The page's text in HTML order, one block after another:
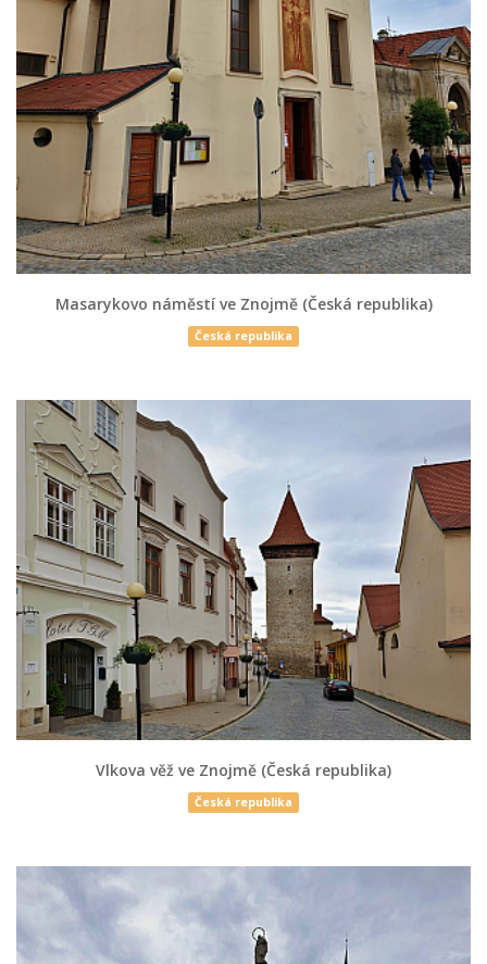
Masarykovo náměstí ve Znojmě (Česká republika)
Česká republika
Vlkova věž ve Znojmě (Česká republika)
Česká republika